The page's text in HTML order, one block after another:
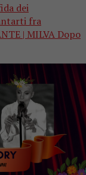
dei
fra
| MILVA Dopo